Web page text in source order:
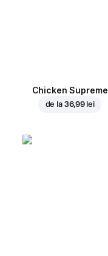
Chicken Supreme
de la 36,99 lei